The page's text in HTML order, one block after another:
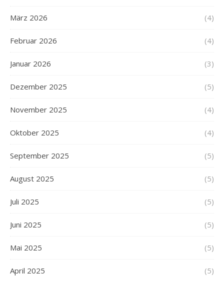
März 2026 (4)
Februar 2026 (4)
Januar 2026 (3)
Dezember 2025 (5)
November 2025 (4)
Oktober 2025 (4)
September 2025 (5)
August 2025 (5)
Juli 2025 (5)
Juni 2025 (5)
Mai 2025 (5)
April 2025 (5)